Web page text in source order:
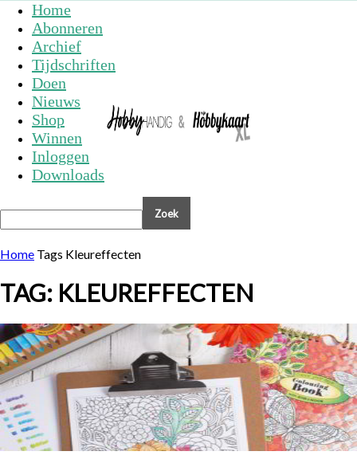
Home
Abonneren
Archief
Tijdschriften
Doen
Nieuws
Shop
Winnen
Inloggen
Downloads
Home Tags Kleureffecten
TAG: KLEUREFFECTEN